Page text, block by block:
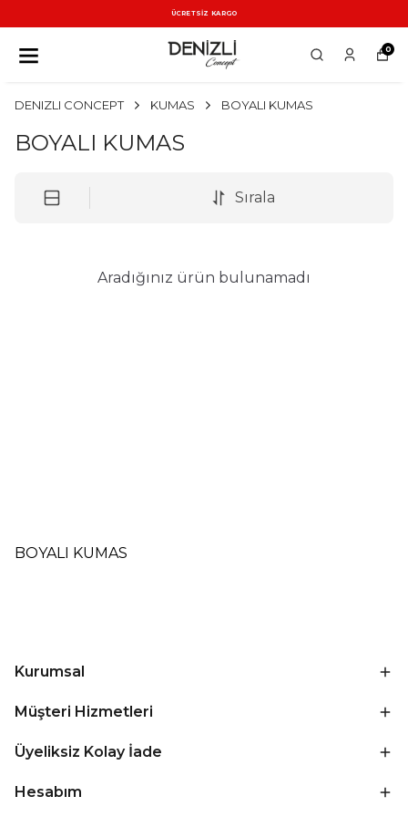
ÜCRETSİZ KARGO
0
DENIZLI CONCEPT KUMAS BOYALI KUMAS
BOYALI KUMAS
Sırala
Aradığınız ürün bulunamadı
BOYALI KUMAS
Kurumsal
Müşteri Hizmetleri
Üyeliksiz Kolay İade
Hesabım